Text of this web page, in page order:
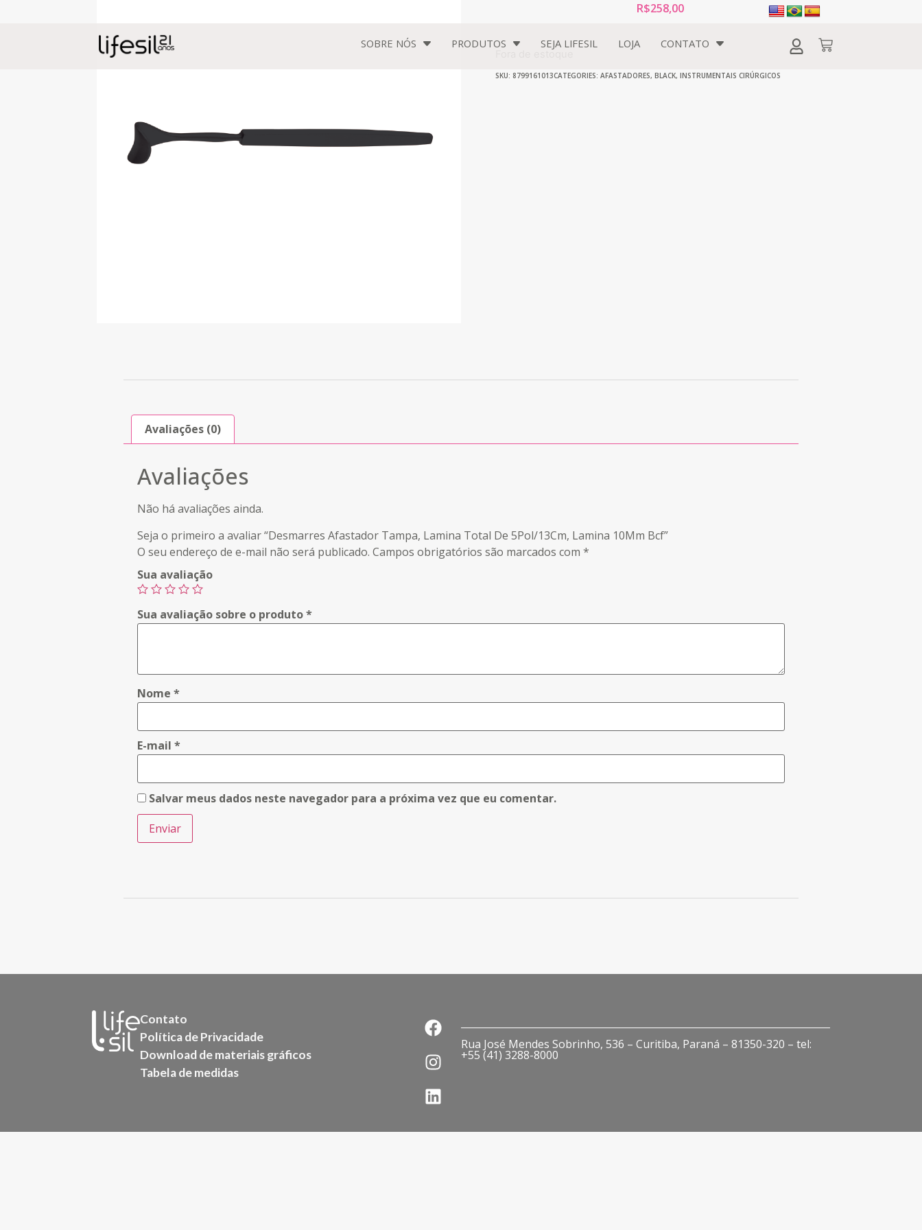
SOBRE NÓS PRODUTOS SEJA LIFESIL LOJA CONTATO
R$258,00
SKU: 8799161013CATEGORIES: AFASTADORES, BLACK, INSTRUMENTAIS CIRÚRGICOS
Avaliações (0)
Avaliações
Não há avaliações ainda.
Seja o primeiro a avaliar “Desmarres Afastador Tampa, Lamina Total De 5Pol/13Cm, Lamina 10Mm Bcf”
O seu endereço de e-mail não será publicado. Campos obrigatórios são marcados com *
Sua avaliação
Sua avaliação sobre o produto*
Nome *
E-mail *
Salvar meus dados neste navegador para a próxima vez que eu comentar.
Contato
Política de Privacidade
Download de materiais gráficos
Tabela de medidas
Rua José Mendes Sobrinho, 536 – Curitiba, Paraná – 81350-320 – tel:
+55 (41) 3288-8000